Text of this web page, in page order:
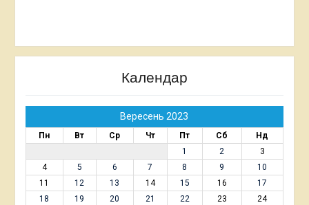
Календар
Вересень 2023
Пн Вт Ср Чт Пт Сб
Нд
1
2
3
4
5 6 7 8 9
10
11
12 13 14 15 16
17
18
19 20 21 22 23
24